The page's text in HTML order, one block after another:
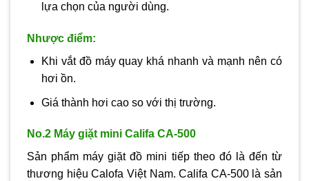
lựa chọn của người dùng.
Nhược điểm:
Khi vắt đồ máy quay khá nhanh và mạnh nên có
hơi ồn.
Giá thành hơi cao so với thị trường.
No.2 Máy giặt mini Califa CA-500
Sản phẩm máy giặt đồ mini tiếp theo đó là đến từ
thương hiệu Calofa Việt Nam. Califa CA-500 là sản